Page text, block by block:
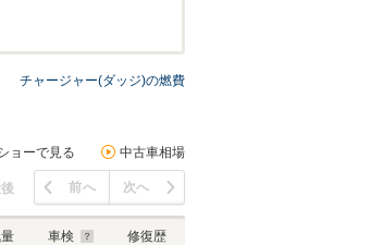
チャージャー(ダッジ)の燃費
ョーで見る 中古車相場
前へ 次へ
車検
修復歴